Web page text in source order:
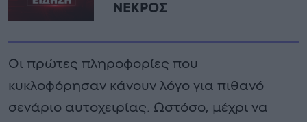
ΝΕΚΡΟΣ
Οι πρώτες πληροφορίες που
κυκλοφόρησαν κάνουν λόγο για πιθανό
σενάριο αυτοχειρίας. Ωστόσο, μέχρι να